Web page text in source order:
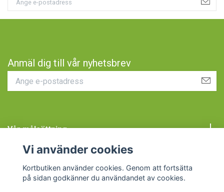
Anmäl dig till vår nyhetsbrev
Vår målsättning
Vi använder cookies
Kortbutiken använder cookies. Genom att fortsätta
på sidan godkänner du användandet av cookies.